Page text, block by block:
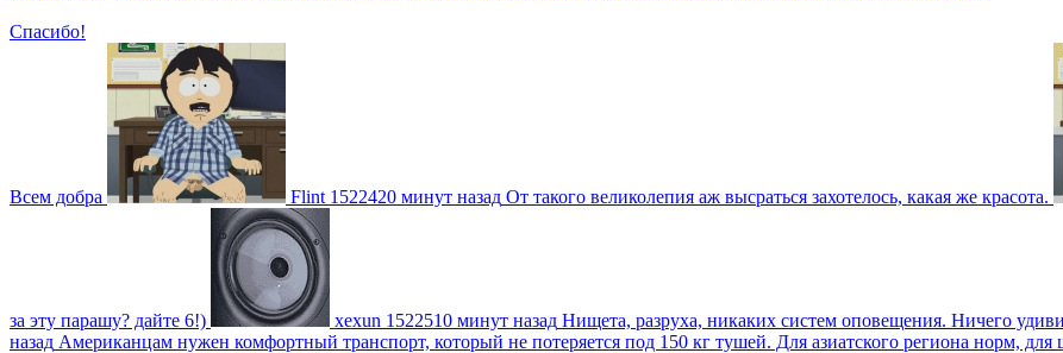
Спасибо!
Всем добра Flint 1522420 минут назад От такого великолепия аж высраться захотелось, какая же красота.
за эту парашу? дайте 6!) xexun 1522510 минут назад Нищета, разруха, никаких систем оповещения. Ничего
назад Американцам нужен комфортный транспорт, который не потеряется под 150 кг тушей. Для азиатского региона норм, для